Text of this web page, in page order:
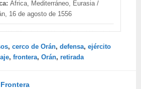
África, Mediterráneo, Eurasia /
16 de agosto de 1556
, cerco de Orán, defensa, ejército
, frontera, Orán, retirada